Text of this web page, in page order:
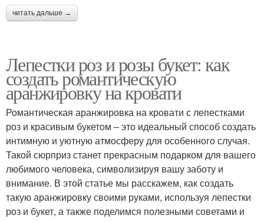
читать дальше →
Лепестки роз и розы букет: как
создать романтическую
аранжировку на кровати
Романтическая аранжировка на кровати с лепестками
роз и красивым букетом – это идеальный способ создать
интимную и уютную атмосферу для особенного случая.
Такой сюрприз станет прекрасным подарком для вашего
любимого человека, символизируя вашу заботу и
внимание. В этой статье мы расскажем, как создать
такую аранжировку своими руками, используя лепестки
роз и букет, а также поделимся полезными советами и